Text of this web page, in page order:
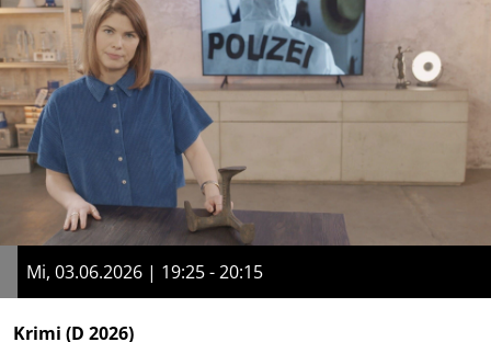
Mi, 03.06.2026 | 19:25 - 20:15
Krimi (D 2026)